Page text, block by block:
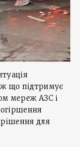
що підтримує
мереж АЗС і
рішення для